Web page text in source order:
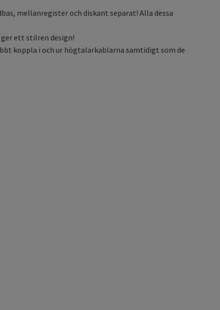
mellanregister och diskant separat! Alla dessa
ett stilren design!
koppla i och ur högtalarkablarna samtidigt som de